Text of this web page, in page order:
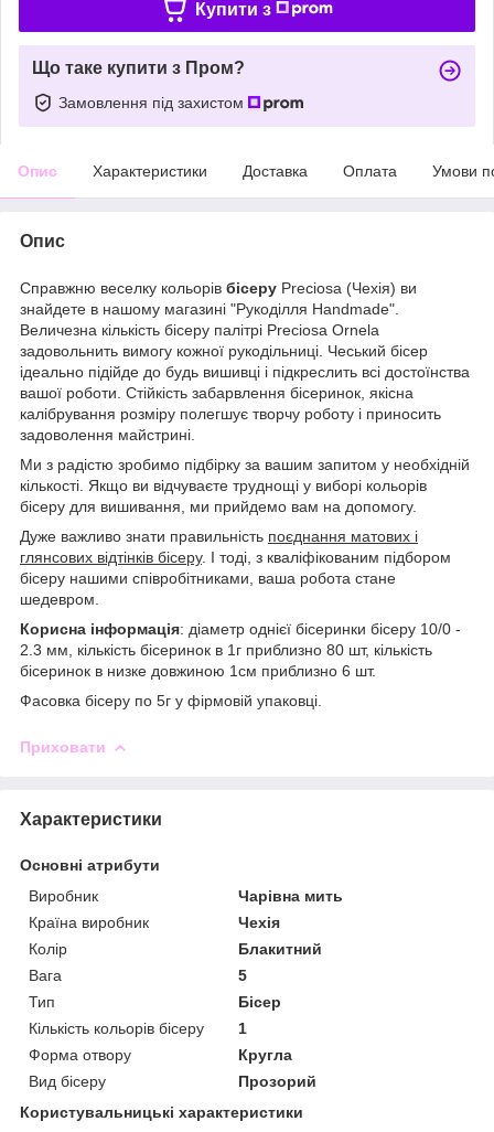
Купити з
Що таке купити з Пром?
Замовлення під захистом
Опис Характеристики Доставка Оплата Умови
Опис
Справжню веселку кольорів бісеру Preciosa (Чехія) ви
знайдете в нашому магазині "Рукоділля Handmade".
Величезна кількість бісеру палітрі Preciosa Ornela
задовольнить вимогу кожної рукодільниці. Чеський бісер
ідеально підійде до будь вишивці і підкреслить всі достоїнства
вашої роботи. Стійкість забарвлення бісеринок, якісна
калібрування розміру полегшує творчу роботу і приносить
задоволення майстрині.
Ми з радістю зробимо підбірку за вашим запитом у необхідній
кількості. Якщо ви відчуваєте труднощі у виборі кольорів
бісеру для вишивання, ми прийдемо вам на допомогу.
Дуже важливо знати правильність поєднання матових і
глянсових відтінків бісеру. І тоді, з кваліфікованим підбором
бісеру нашими співробітниками, ваша робота стане
шедевром.
Корисна інформація: діаметр однієї бісеринки бісеру 10/0 -
2.3 мм, кількість бісеринок в 1г приблизно 80 шт, кількість
бісеринок в низке довжиною 1см приблизно 6 шт.
Фасовка бісеру по 5г у фірмовій упаковці.
Приховати
Характеристики
Основні атрибути
Виробник
Чарівна мить
Країна виробник
Чехія
Колір
Блакитний
Вага
5
Тип
Бісер
Кількість кольорів бісеру
1
Форма отвору
Кругла
Вид бісеру
Прозорий
Користувальницькі характеристики